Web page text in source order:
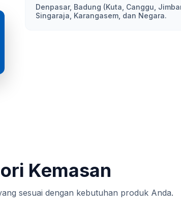
Denpasar, Badung (Kuta, Canggu,
Singaraja, Karangasem, dan Negara.
Kemasan
sesuai dengan kebutuhan produk Anda.